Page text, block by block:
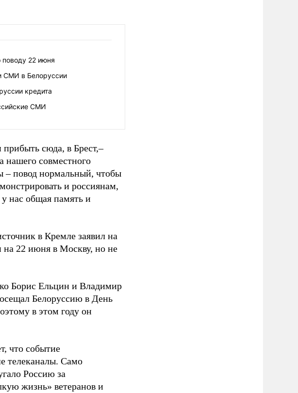
поводу 22 июня
СМИ в Белоруссии
кредита
СМИ
прибыть сюда, в Брест,–
нашего совместного
– повод нормальный, чтобы
и россиянам,
нас общая память и
в Кремле заявил на
на 22 июня в Москву, но не
Борис Ельцин и Владимир
Белоруссию в День
в этом году он
что событие
телеканалы. Само
Россию за
жизнь» ветеранов и